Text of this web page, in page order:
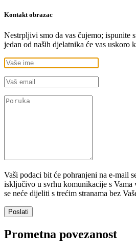
Kontakt obrazac
Nestrpljivi smo da vas čujemo; ispunite
jedan od naših djelatnika će vas uskoro
Vaši podaci bit će pohranjeni na e-mail
isključivo u svrhu komunikacije s Vama
se neće dijeliti s trećim stranama bez
Poslati
Prometna povezanost